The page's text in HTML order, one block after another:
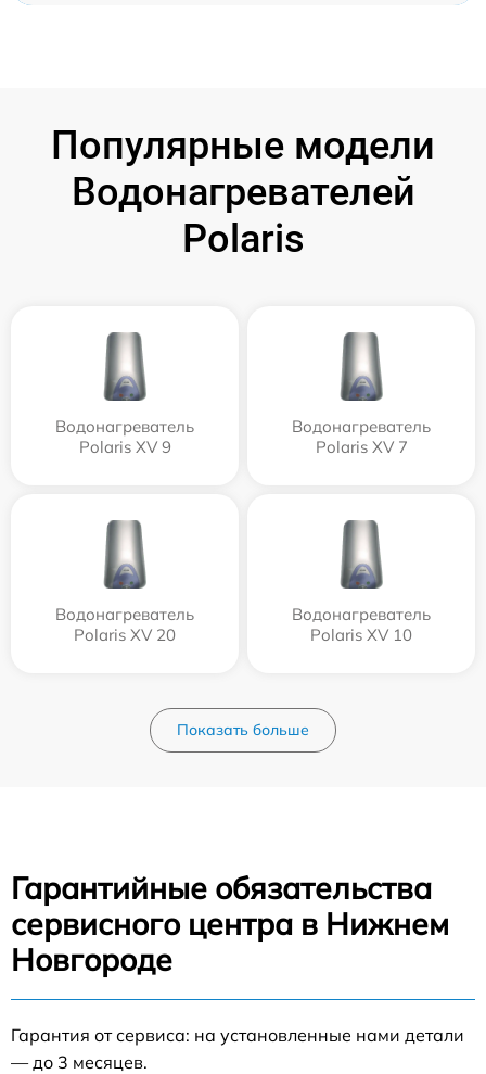
Популярные модели
Водонагревателей
Polaris
Водонагреватель
Polaris XV 9
Водонагреватель
Polaris XV 7
Водонагреватель
Polaris XV 20
Водонагреватель
Polaris XV 10
Показать больше
Гарантийные обязательства
сервисного центра в Нижнем
Новгороде
Гарантия от сервиса: на установленные нами детали
— до 3 месяцев.